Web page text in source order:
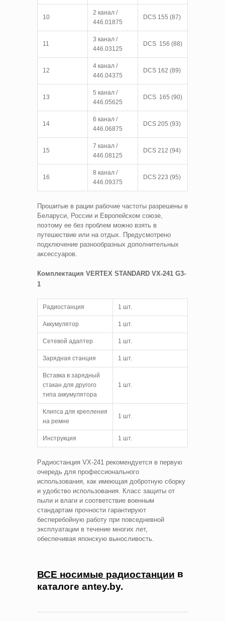
10
2 канал /
446.01875
DCS 155 (87)
11
3 канал /
446.03125
DCS 156 (88)
12
4 канал /
446.04375
DCS 162 (89)
13
5 канал /
446.05625
DCS 165 (90)
14
6 канал /
446.06875
DCS 205 (93)
15
7 канал /
446.08125
DCS 212 (94)
16
8 канал /
446.09375
DCS 223 (95)
Прошитые в рации рабочие частоты разрешены в
Беларуси, России и Европейском союзе,
поэтому ее без проблем можно взять в
путешествие или на отдых. Предусмотрено
подключение разнообразных дополнительных
аксессуаров.
Комплектация VERTEX STANDARD VX-241 G3-
1
Радиостанция 1 шт.
Аккумулятор 1 шт.
Сетевой адаптер 1 шт.
Зарядная станция 1 шт.
Вставка в зарядный
стакан для другого
типа аккумулятора
1 шт.
Клипса для крепления
на ремне
1 шт.
Инструкция 1 шт.
Радиостанция VX-241 рекомендуется в первую
очередь для профессионального
использования, как имеющая добротную сборку
и удобство использования. Класс защиты от
пыли и влаги и соответствие военным
стандартам прочности гарантируют
бесперебойную работу при повседневной
эксплуатации в течение многих лет,
обеспечивая японскую выносливость.
ВСЕ носимые радиостанции в
каталоге antey.by.